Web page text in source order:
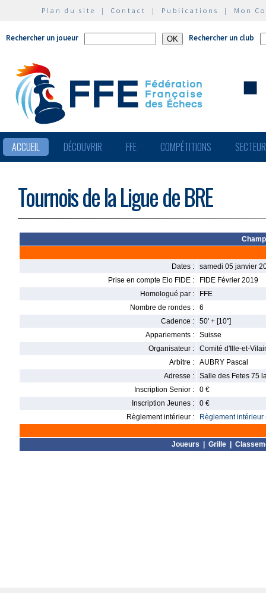
Plan du site | Contact | Publications | Mon
Rechercher un joueur Rechercher un club
ACCUEIL DÉCOUVRIR FFE COMPÉTITIONS
Tournois de la Ligue de BRE
Dates :
samedi 05 janvier
Prise en compte Elo FIDE :
FIDE Février 2019
Homologué par :
FFE
Nombre de rondes :
6
Cadence :
50' + [10'']
Appariements :
Suisse
Organisateur :
Comité d'Ille-et-
Arbitre :
AUBRY Pascal
Adresse :
Salle des Fetes 75
Inscription Senior :
0 €
Inscription Jeunes :
0 €
Règlement intérieur :
Règlement intérieur
Joueurs Grille